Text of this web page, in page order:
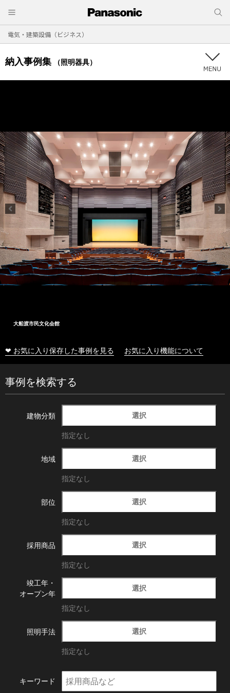
電気・建築設備（ビジネス）
納入事例集 （照明器具）
大船渡市民文化会館
❤ お気に入り保存した事例を見る お気に入り機能について
事例を検索する
建物分類 選択
指定なし
地域 選択
指定なし
部位 選択
指定なし
採用商品 選択
指定なし
竣工年・
オープン年
選択
指定なし
照明手法 選択
指定なし
キーワード